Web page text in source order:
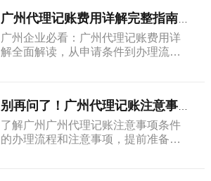
广州代理记账费用详解完整指南，创业者...
广州企业必看：广州代理记账费用详
解全面解读，从申请条件到办理流
了解广州广州代理记账注意事项条件
的办理流程和注意事项，提前准备相